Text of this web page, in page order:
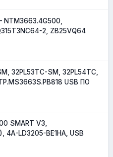
NTM3663.4G500,
2, ZB25VQ64
32PL53TC-SM, 32PL54TC,
USB ПО
SMART V3,
4A-LD3205-BE1HA, USB